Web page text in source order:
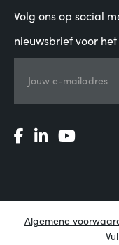
Volg ons op social
nieuwsbrief voor
Jouw e-mailadres
Algemene